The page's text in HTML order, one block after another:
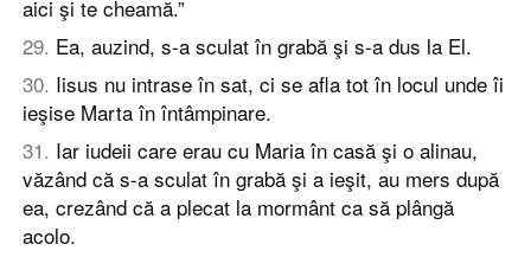
aici şi te cheamă.”
29. Ea, auzind, s-a sculat în grabă şi s-a dus la El.
30. Iisus nu intrase în sat, ci se afla tot în locul unde îi
ieşise Marta în întâmpinare.
31. Iar iudeii care erau cu Maria în casă şi o alinau,
văzând că s-a sculat în grabă şi a ieşit, au mers după
ea, crezând că a plecat la mormânt ca să plângă
acolo.